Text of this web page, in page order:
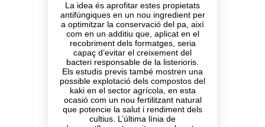
La idea és aprofitar estes propietats
antifúngiques en un nou ingredient per
a optimitzar la conservació del pa, així
com en un additiu que, aplicat en el
recobriment dels formatges, seria
capaç d’evitar el creixement del
bacteri responsable de la listerioris.
Els estudis previs també mostren una
possible explotació dels compostos del
kaki en el sector agrícola, en esta
ocasió com un nou fertilitzant natural
que potencie la salut i rendiment dels
cultius. L’última línia de